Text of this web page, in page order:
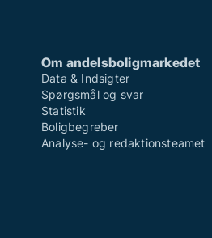
Om andelsboligmarkedet
Data & Indsigter
Spørgsmål og svar
Statistik
Boligbegreber
Analyse- og redaktionsteamet